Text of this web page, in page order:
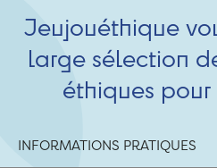
Jeujouéthique
large sélection
éthiques pour
INFORMATIONS PRATIQUES